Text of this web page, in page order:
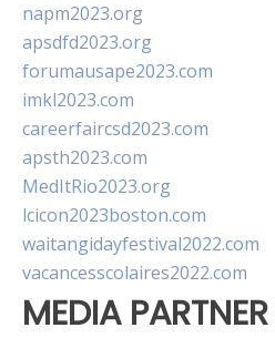
napm2023.org
apsdfd2023.org
forumausape2023.com
imkl2023.com
careerfaircsd2023.com
apsth2023.com
MedItRio2023.org
lcicon2023boston.com
waitangidayfestival2022.com
vacancesscolaires2022.com
MEDIA